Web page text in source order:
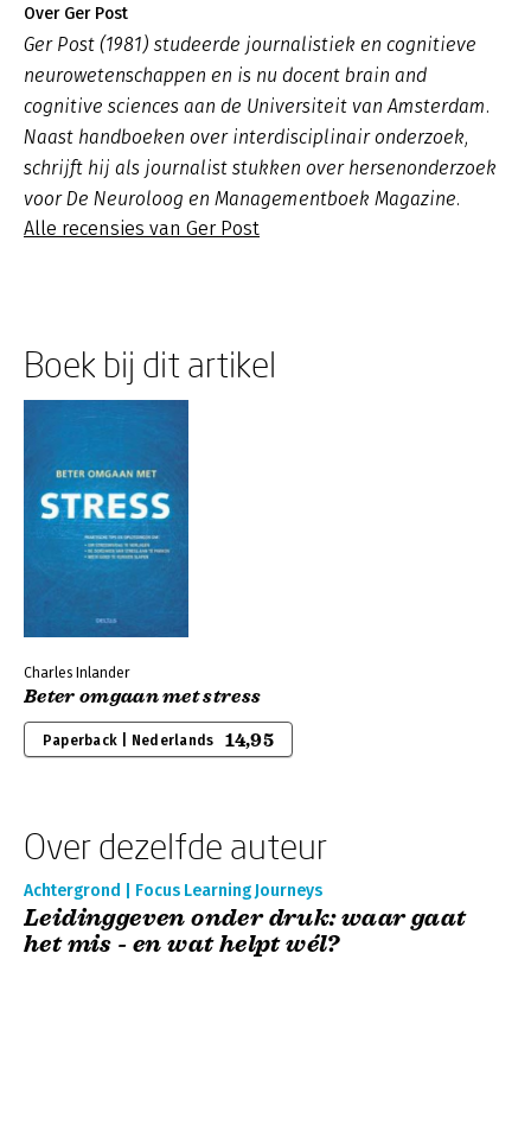
Over Ger Post
Ger Post (1981) studeerde journalistiek en cognitieve
neurowetenschappen en is nu docent brain and
cognitive sciences aan de Universiteit van Amsterdam.
Naast handboeken over interdisciplinair onderzoek,
schrijft hij als journalist stukken over hersenonderzoek
voor De Neuroloog en Managementboek Magazine.
Alle recensies van Ger Post
Boek bij dit artikel
Charles Inlander
Beter omgaan met stress
Paperback | Nederlands 14,95
Over dezelfde auteur
Achtergrond | Focus Learning Journeys
Leidinggeven onder druk: waar gaat
het mis - en wat helpt wél?